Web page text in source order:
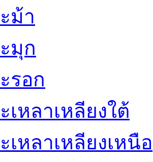
ม้า
มุก
รอก
เหลาเหลียงใต้
เหลาเหลียงเหนือ